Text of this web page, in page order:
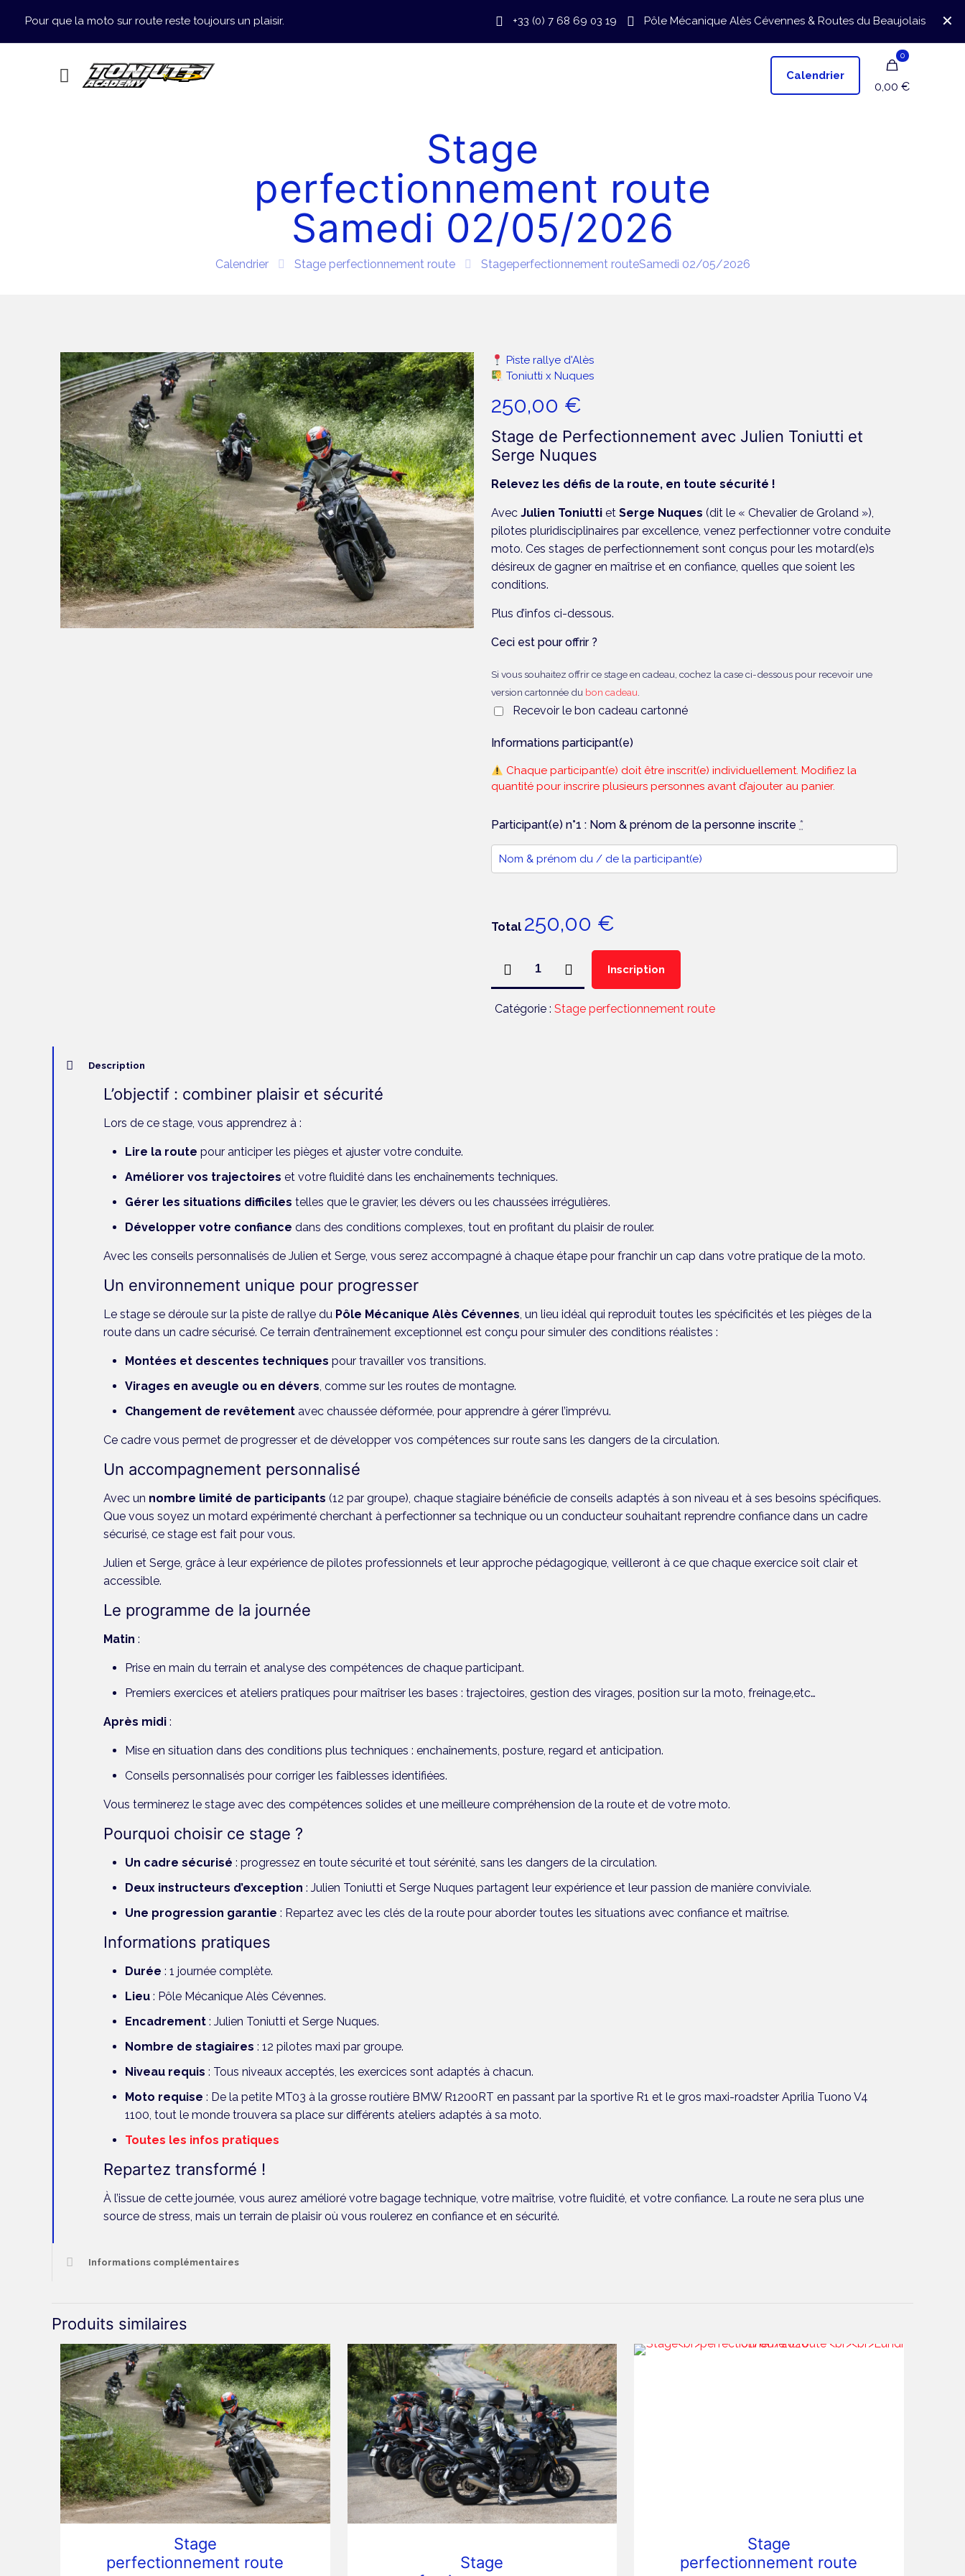
Pour que la moto sur route reste toujours un plaisir. +33 (0) 7 68 69 03 19 Pôle Mécanique Alès Cévennes & Routes du Beaujolais ✕
Calendrier
0
0,00 €
Stage
perfectionnement route
Samedi 02/05/2026
Calendrier Stage perfectionnement route Stageperfectionnement routeSamedi 02/05/2026
Piste rallye d'Alès
Toniutti x Nuques
250,00 €
Stage de Perfectionnement avec Julien Toniutti et
Serge Nuques
Relevez les défis de la route, en toute sécurité !
Avec Julien Toniutti et Serge Nuques (dit le « Chevalier de Groland »),
pilotes pluridisciplinaires par excellence, venez perfectionner votre conduite
moto. Ces stages de perfectionnement sont conçus pour les motard(e)s
désireux de gagner en maîtrise et en confiance, quelles que soient les
conditions.
Plus d’infos ci-dessous.
Ceci est pour offrir ?
Si vous souhaitez offrir ce stage en cadeau, cochez la case ci-dessous pour recevoir une
version cartonnée du bon cadeau
Recevoir le bon cadeau cartonné
Informations participant(e)
Chaque participant(e) doit être inscrit(e) individuellement. Modifiez la
quantité pour inscrire plusieurs personnes avant d’ajouter au panier.
Participant(e) n°1 : Nom & prénom de la personne inscrite *
Total 250,00 €
de
routeSamedi
Inscription
Catégorie : Stage perfectionnement route
Description
L’objectif : combiner plaisir et sécurité
Lors de ce stage, vous apprendrez à :
Lire la route pour anticiper les pièges et ajuster votre conduite.
Améliorer vos trajectoires et votre fluidité dans les enchaînements techniques.
Gérer les situations difficiles telles que le gravier, les dévers ou les chaussées irrégulières.
Développer votre confiance dans des conditions complexes, tout en profitant du plaisir de rouler.
Avec les conseils personnalisés de Julien et Serge, vous serez accompagné à chaque étape pour franchir un cap dans votre pratique de la moto.
Un environnement unique pour progresser
Le stage se déroule sur la piste de rallye du Pôle Mécanique Alès Cévennes, un lieu idéal qui reproduittoutes les spécificités et les pièges de la
routedans un cadre sécurisé. Ce terrain d’entraînement exceptionnel est conçu pour simuler des conditions réalistes :
Montées et descentes techniques pour travailler vos transitions.
Virages en aveugle ou en dévers, comme sur les routes de montagne.
Changement de revêtement avec chaussée déformée, pour apprendre à gérer l’imprévu.
Ce cadre vous permet de progresser et de développer vos compétences sur route sans les dangers de la circulation.
Un accompagnement personnalisé
Avec un nombre limité de participants (12 par groupe), chaque stagiaire bénéficie de conseils adaptés à son niveau et à ses besoins spécifiques.
Que vous soyez un motard expérimenté cherchant à perfectionner sa technique ou un conducteur souhaitant reprendre confiance dans un cadre
sécurisé, ce stage est fait pour vous.
Julien et Serge, grâce à leur expérience de pilotes professionnels et leur approche pédagogique, veilleront à ce que chaque exercice soit clair et
accessible.
Le programme de la journée
Matin :
Prise en main du terrain et analyse des compétences de chaque participant.
Premiers exercices et ateliers pratiques pour maîtriser les bases : trajectoires, gestion des virages, position sur la moto, freinage,etc…
Après midi :
Mise en situation dans des conditions plus techniques : enchaînements, posture, regard et anticipation.
Conseils personnalisés pour corriger les faiblesses identifiées.
Vous terminerez le stage avec des compétences solides et une meilleure compréhension de la route et de votre moto.
Pourquoi choisir ce stage ?
Un cadre sécurisé :progressez en toute sécurité et tout sérénité, sans les dangers de la circulation.
Deux instructeurs d’exception : Julien Toniutti et Serge Nuques partagent leur expérience et leur passion de manière conviviale.
Une progression garantie : Repartez avec les clés de la route pour aborder toutes les situations avec confiance et maîtrise.
Informations pratiques
Durée : 1 journée complète.
Lieu : Pôle Mécanique Alès Cévennes.
Encadrement : Julien Toniutti et Serge Nuques.
Nombre de stagiaires : 12 pilotes maxi par groupe.
Niveau requis : Tous niveaux acceptés, les exercices sont adaptés à chacun.
Moto requise: De la petite MT03 à la grosse routière BMW R1200RT en passant par la sportive R1 et le gros maxi-roadster Aprilia Tuono V4
1100, tout le monde trouvera sa place sur différents ateliers adaptés à sa moto.
Toutes les infos pratiques
Repartez transformé !
À l’issue de cette journée, vous aurez amélioré votre bagage technique, votre maîtrise, votre fluidité, et votre confiance. La route ne sera plus une
source de stress, mais un terrain de plaisir où vous roulerez en confianceet en sécurité.
Informations complémentaires
Produits similaires
Stage
perfectionnement route
Stage
Stage
perfectionnement route